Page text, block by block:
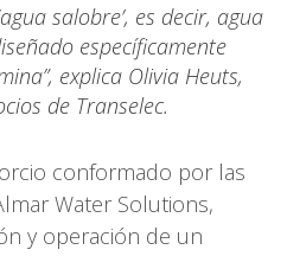
salobre’, es decir, agua
específicamente
explica Olivia Heuts,
de Transelec.
conformado por las
Water Solutions,
y operación de un